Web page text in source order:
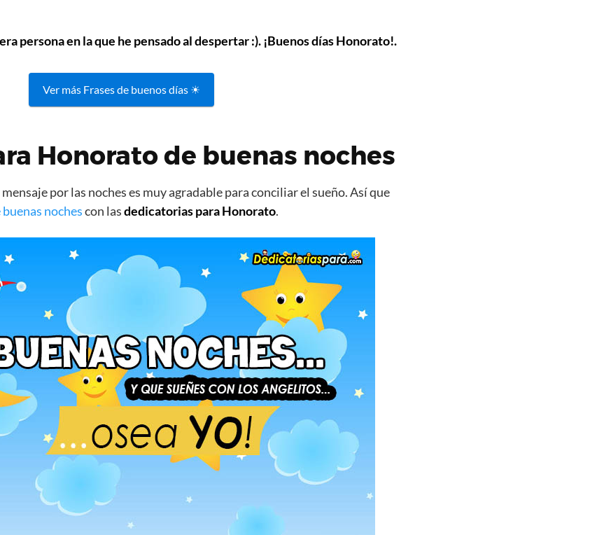
persona en la que he pensado al despertar :). ¡Buenos días Honorato!.
Ver más Frases de buenos días ☀
Honorato de buenas noches
por las noches es muy agradable para conciliar el sueño. Así que
nochescon lasdedicatorias para Honorato.